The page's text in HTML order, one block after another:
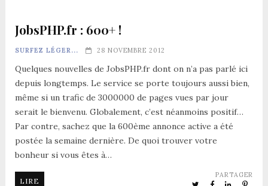
JobsPHP.fr : 600+ !
SURFEZ LÉGER... 28 NOVEMBRE 2012
Quelques nouvelles de JobsPHP.fr dont on n’a pas parlé ici
depuis longtemps. Le service se porte toujours aussi bien,
même si un trafic de 3000000 de pages vues par jour
serait le bienvenu. Globalement, c’est néanmoins positif…
Par contre, sachez que la 600ème annonce active a été
postée la semaine dernière. De quoi trouver votre
bonheur si vous êtes à…
LIRE
PARTAGER